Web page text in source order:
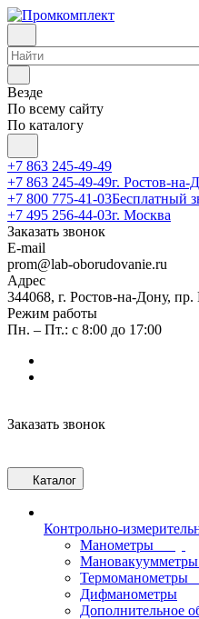
Везде
По всему сайту
По каталогу
+7 863 245-49-49
+7 863 245-49-49г. Ростов-на-
+7 800 775-41-03Бесплатный
+7 495 256-44-03г. Москва
Заказать звонок
E-mail
prom@lab-oborudovanie.ru
Адрес
344068, г. Ростов-на-Дону,
Режим работы
Пн. – Пт.: с 8:00 до 17:00
Заказать звонок
Каталог
Контрольно-
Манометры
Мановакуумметры
Термоманометры
Дифманометры
Дополнительное